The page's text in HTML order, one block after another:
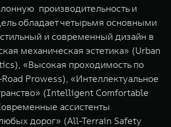
производительность и
обладает четырьмя основными
и современный дизайн в
механическая эстетика» (Urban
«Высокая проходимость по
Prowess), «Интеллектуальное
(Intelligent Comfortable
ассистенты
дорог» (All-Terrain Safety